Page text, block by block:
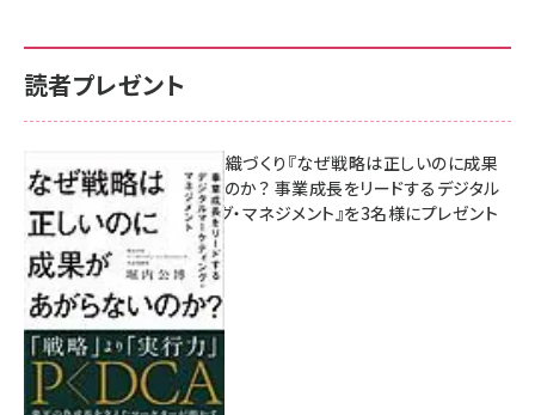
読者プレゼント
成果を生む組織づくり『なぜ戦略は正しいのに成果
があがらないのか？ 事業成長をリードするデジタル
マーケティング・マネジメント』を3名様にプレゼント
8月7日 10:00